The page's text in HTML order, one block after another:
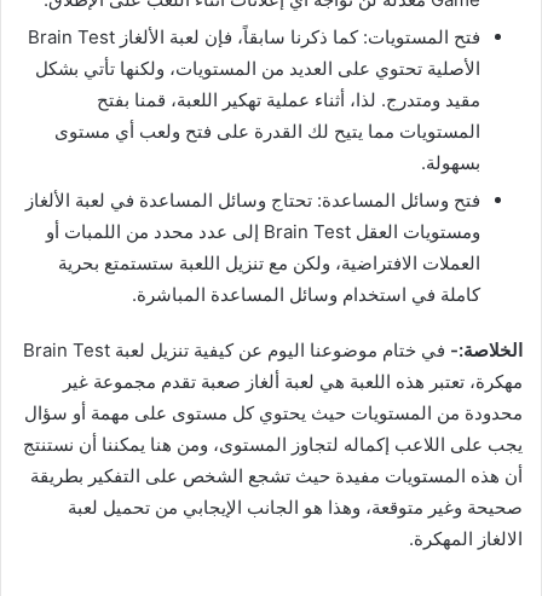
فتح المستويات: كما ذكرنا سابقاً، فإن لعبة الألغاز Brain Test
الأصلية تحتوي على العديد من المستويات، ولكنها تأتي بشكل
مقيد ومتدرج. لذا، أثناء عملية تهكير اللعبة، قمنا بفتح
المستويات مما يتيح لك القدرة على فتح ولعب أي مستوى
بسهولة.
فتح وسائل المساعدة: تحتاج وسائل المساعدة في لعبة الألغاز
ومستويات العقل Brain Test إلى عدد محدد من اللمبات أو
العملات الافتراضية، ولكن مع تنزيل اللعبة ستستمتع بحرية
كاملة في استخدام وسائل المساعدة المباشرة.
الخلاصة:-
في ختام موضوعنا اليوم عن كيفية تنزيل لعبة Brain Test
مهكرة، تعتبر هذه اللعبة هي لعبة ألغاز صعبة تقدم مجموعة غير
محدودة من المستويات حيث يحتوي كل مستوى على مهمة أو سؤال
يجب على اللاعب إكماله لتجاوز المستوى، ومن هنا يمكننا أن نستنتج
أن هذه المستويات مفيدة حيث تشجع الشخص على التفكير بطريقة
صحيحة وغير متوقعة، وهذا هو الجانب الإيجابي من تحميل لعبة
الالغاز المهكرة.